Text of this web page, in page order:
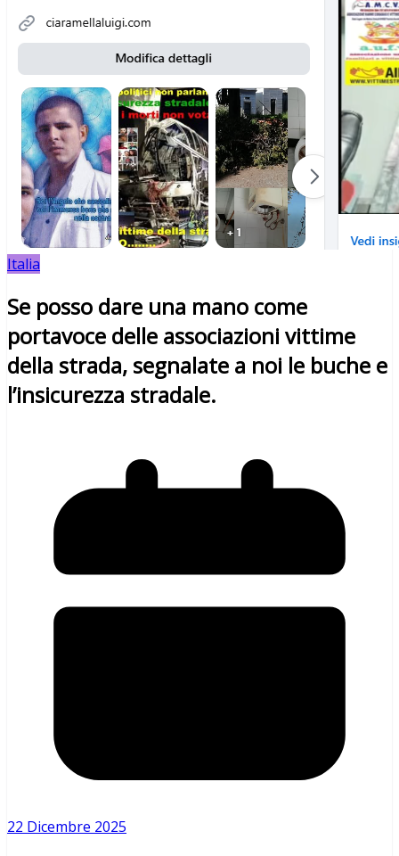
Italia
Se posso dare una mano come
portavoce delle associazioni vittime
della strada, segnalate a noi le buche e
l’insicurezza stradale.
22 Dicembre 2025